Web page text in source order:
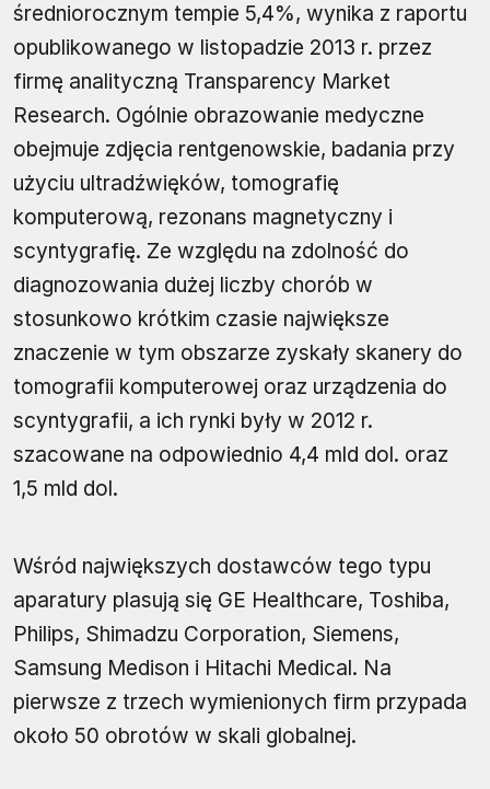
średniorocznym tempie 5,4%, wynika z raportu
opublikowanego w listopadzie 2013 r. przez
firmę analityczną Transparency Market
Research. Ogólnie obrazowanie medyczne
obejmuje zdjęcia rentgenowskie, badania przy
użyciu ultradźwięków, tomografię
komputerową, rezonans magnetyczny i
scyntygrafię. Ze względu na zdolność do
diagnozowania dużej liczby chorób w
stosunkowo krótkim czasie największe
znaczenie w tym obszarze zyskały skanery do
tomografii komputerowej oraz urządzenia do
scyntygrafii, a ich rynki były w 2012 r.
szacowane na odpowiednio 4,4 mld dol. oraz
1,5 mld dol.
Wśród największych dostawców tego typu
aparatury plasują się GE Healthcare, Toshiba,
Philips, Shimadzu Corporation, Siemens,
Samsung Medison i Hitachi Medical. Na
pierwsze z trzech wymienionych firm przypada
około 50 obrotów w skali globalnej.